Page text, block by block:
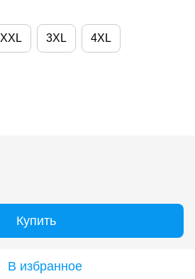
XXL 3XL 4XL
Купить
В избранное